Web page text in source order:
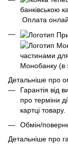
Оплата
частинами
Монобанку (в
Детальніше про
Гарантія від
про терміни
картці товару.
Обмін/
Детальніше про